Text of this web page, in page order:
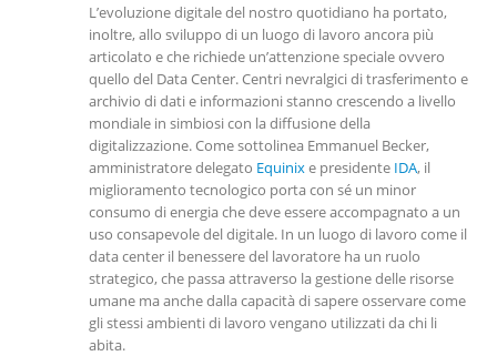
L’evoluzione digitale del nostro quotidiano ha portato,
inoltre, allo sviluppo di un luogo di lavoro ancora più
articolato e che richiede un’attenzione speciale ovvero
quello del Data Center. Centri nevralgici di trasferimento e
archivio di dati e informazioni stanno crescendo a livello
mondiale in simbiosi con la diffusione della
digitalizzazione. Come sottolinea Emmanuel Becker,
amministratore delegato Equinixe presidente IDA, il
miglioramento tecnologico porta con sé un minor
consumo di energia che deve essere accompagnato a un
uso consapevole del digitale. In un luogo di lavoro come il
data center il benessere del lavoratore ha un ruolo
strategico, che passa attraverso la gestione delle risorse
umane ma anche dalla capacità di sapere osservare come
gli stessi ambienti di lavoro vengano utilizzati da chi li
abita.